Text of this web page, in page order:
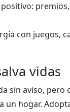
con juegos,
vidas
sin aviso, pero
un hogar.